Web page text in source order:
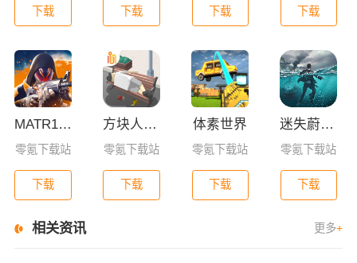
下载 下载 下载 下载
MATR1X FIRE
零氪下载站
下载
方块人的简单生活
零氪下载站
下载
体素世界
零氪下载站
下载
迷失蔚蓝0.1折版
零氪下载站
下载
相关资讯 更多+